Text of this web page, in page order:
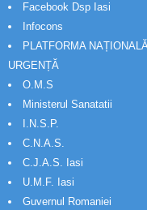
Facebook Dsp Iasi
Infocons
PLATFORMA
URGENȚĂ
O.M.S
Ministerul Sanatatii
I.N.S.P.
C.N.A.S.
C.J.A.S. Iasi
U.M.F. Iasi
Guvernul Romaniei